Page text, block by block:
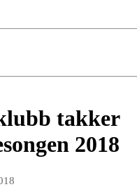
takker
2018